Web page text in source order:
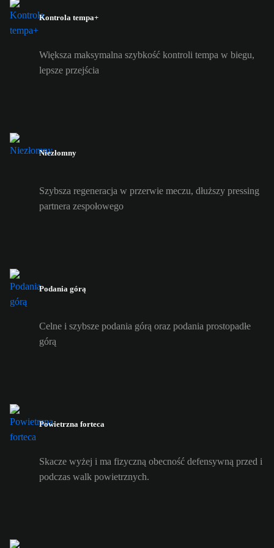
Kontrola tempa+
Większa maksymalna szybkość kontroli tempa w biegu,
lepsze przejścia
Niezłomny
Szybsza regeneracja w przerwie meczu, dłuższy pressing
partnera zespołowego
Podania górą
Celne i szybsze podania górą oraz podania prostopadłe
górą
Powietrzna forteca
Skacze wyżej i ma fizyczną obecność defensywną przed i
podczas walk powietrznych.